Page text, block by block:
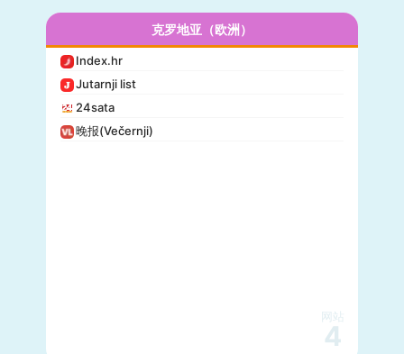
克罗地亚（欧洲）
Index.hr
Jutarnji list
24sata
晚报(Večernji)
网站
4